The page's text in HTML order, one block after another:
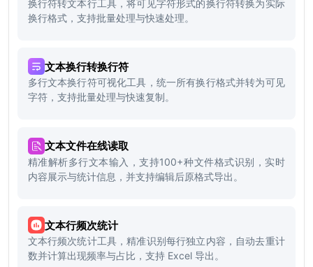
换行符转文本行工具，将可见字符形式的换行符转换为实际
换行格式，支持批量处理与快速处理。
文本换行转换行符
多行文本换行符可视化工具，统一所有换行格式并转为可见
字符，支持批量处理与快速复制。
文本文件在线读取
精准解析多行文本输入，支持100+种文件格式识别，实时
内容展示与统计信息，并支持编辑后原格式导出。
文本行频次统计
文本行频次统计工具，精准识别每行独立内容，自动去重计
数并计算出现频率与占比，支持 Excel 导出。